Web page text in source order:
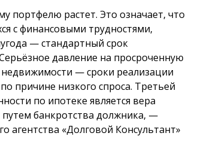
портфелю растет. Это означает, что
с финансовыми трудностями,
— стандартный срок
давление на просроченную
— сроки реализации
причине низкого спроса. Третьей
по ипотеке является вера
банкротства должника, —
агентства «Долговой Консультант»